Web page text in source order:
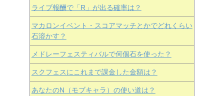
ライブ報酬で「R」が出る確率は？
マカロンイベント・スコアマッチとかでどれくらい
石溶かす？
メドレーフェスティバルで何個石を使った？
スクフェスにこれまで課金した金額は？
あなたのN（モブキャラ）の使い道は？